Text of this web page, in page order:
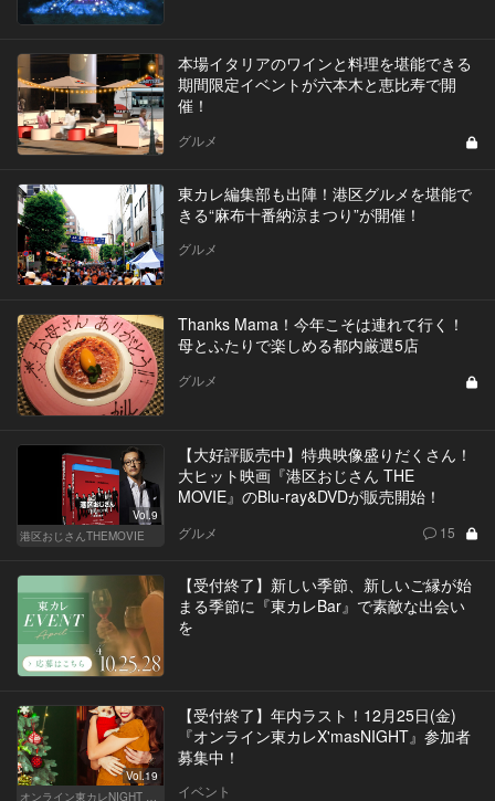
本場イタリアのワインと料理を堪能できる
期間限定イベントが六本木と恵比寿で開
催！
グルメ
東カレ編集部も出陣！港区グルメを堪能で
きる“麻布十番納涼まつり”が開催！
グルメ
Thanks Mama！今年こそは連れて行く！
母とふたりで楽しめる都内厳選5店
グルメ
Vol.9
港区おじさんTHEMOVIE
【大好評販売中】特典映像盛りだくさん！
大ヒット映画『港区おじさん THE
MOVIE』のBlu-ray&DVDが販売開始！
グルメ 15
【受付終了】新しい季節、新しいご縁が始
まる季節に『東カレBar』で素敵な出会い
を
Vol.19
【受付終了】年内ラスト！12月25日(金)
『オンライン東カレX'masNIGHT』参加者
募集中！
イベント